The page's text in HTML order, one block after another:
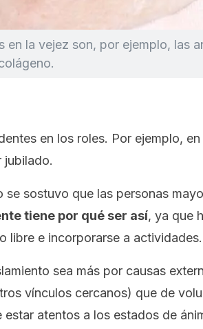
la vejez son, por ejemplo, las
en los roles. Por ejemplo,
jubilado.
sostuvo que las personas
tiene por qué ser así, ya que
libre e incorporarse a actividades.
sea más por causas
vínculos cercanos) que de
estar atentos a los estados de